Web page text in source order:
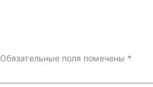
Обязательные поля помечены *